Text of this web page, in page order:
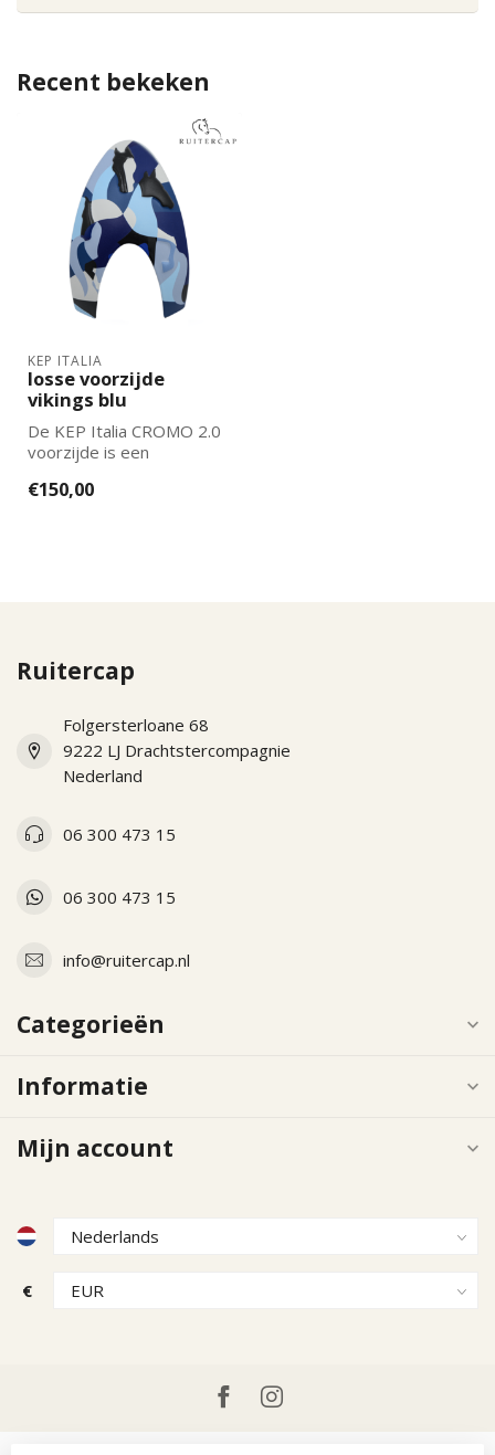
Recent bekeken
KEP ITALIA
losse voorzijde
vikings blu
De KEP Italia CROMO 2.0
voorzijde is een
voor de nieuwe KEP...
€150,00
Ruitercap
Folgersterloane 68
9222 LJ Drachtstercompagnie
Nederland
06 300 473 15
06 300 473 15
info@ruitercap.nl
Categorieën
Informatie
Mijn account
€